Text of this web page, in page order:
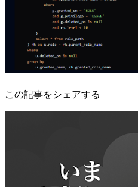
この記事をシェアする